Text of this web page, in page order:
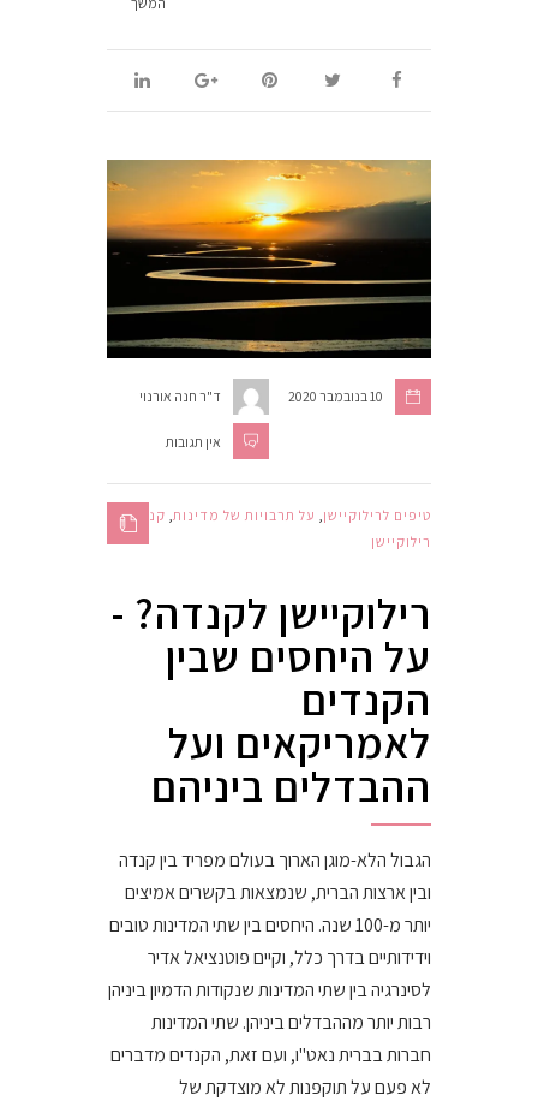
ד"ר חנה אורנוי 10 בנובמבר 2020
אין תגובות
טיפים לרילוקיישן על תרבויות של מדינות קנדה,
רילוקיישן
רילוקיישן לקנדה? -
על היחסים שבין
הקנדים
לאמריקאים ועל
ההבדלים ביניהם
הגבול הלא-מוגן הארוך בעולם מפריד בין קנדה
ובין ארצות הברית, שנמצאות בקשרים אמיצים
יותר מ-100 שנה. היחסים בין שתי המדינות טובים
וידידותיים בדרך כלל, וקיים פוטנציאל אדיר
לסינרגיה בין שתי המדינות שנקודות הדמיון ביניהן
רבות יותר מההבדלים ביניהן. שתי המדינות
חברות בברית נאט"ו, ועם זאת, הקנדים מדברים
לא פעם על תוקפנות לא מוצדקת של